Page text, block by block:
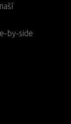
by-side